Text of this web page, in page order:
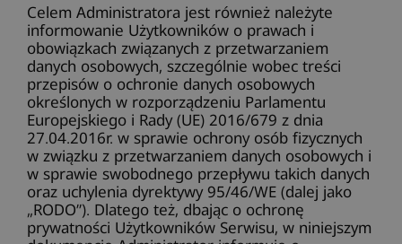
Celem Administratora jest również należyte
informowanie Użytkowników o prawach i
obowiązkach związanych z przetwarzaniem
danych osobowych, szczególnie wobec treści
przepisów o ochronie danych osobowych
określonych w rozporządzeniu Parlamentu
Europejskiego i Rady (UE) 2016/679 z dnia
27.04.2016r. w sprawie ochrony osób fizycznych
w związku z przetwarzaniem danych osobowych i
w sprawie swobodnego przepływu takich danych
oraz uchylenia dyrektywy 95/46/WE (dalej jako
„RODO”). Dlatego też, dbając o ochronę
prywatności Użytkowników Serwisu, w niniejszym